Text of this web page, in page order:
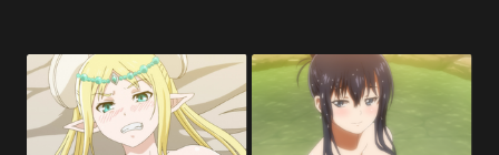
ョンとなっていたのは、婚約者であ
るルヴェリアとの結婚。ところが、
リサとミミのオーガ姉妹をはじめと
する様々な種族が、ピーターの最強
の遺伝子を狙って動き出していた。
して婚約を宣言する。娘を異常なま
でに溺愛するギルド長は、血の涙を
流してピーターを憎悪。こともあろ
うに、ピーターがまたもオーガ姉妹